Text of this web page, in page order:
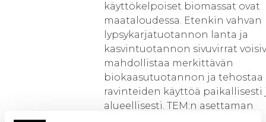
käyttökelpoiset biomassat ovat
maataloudessa. Etenkin vahvan
lypsykarjatuotannon lanta ja
kasvintuotannon sivuvirrat
mahdollistaa merkittävän
biokaasutuotannon ja tehostaa
ravinteiden käyttöä paikallisesti
alueellisesti. TEM:n asettaman